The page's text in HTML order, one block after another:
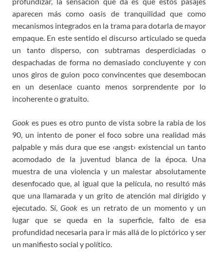
aparecen más como oasis de tranquilidad que como
mecanismos integrados en la trama para dotarla de mayor
empaque. En este sentido el discurso articulado se queda
un tanto disperso, con subtramas desperdiciadas o
despachadas de forma no demasiado concluyente y con
unos giros de guion poco convincentes que desembocan
en un desenlace cuanto menos sorprendente por lo
incoherente o gratuito.
Gook es pues es otro punto de vista sobre la rabia de los
90, un intento de poner el foco sobre una realidad más
palpable y más dura que ese ‹angst› existencial un tanto
acomodado de la juventud blanca de la época. Una
muestra de una violencia y un malestar absolutamente
desenfocado que, al igual que la película, no resultó más
que una llamarada y un grito de atención mal dirigido y
ejecutado. Sí,Gook es un retrato de un momento y un
lugar que se queda en la superficie, falto de esa
profundidad necesaria para ir más allá de lo pictórico y ser
un manifiesto social y político.